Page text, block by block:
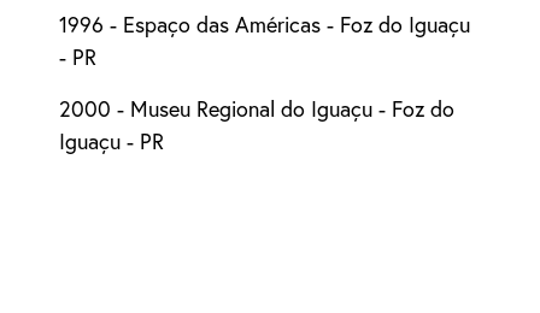
1996 - Espaço das Américas - Foz do Iguaçu
- PR
2000 - Museu Regional do Iguaçu - Foz do
Iguaçu - PR